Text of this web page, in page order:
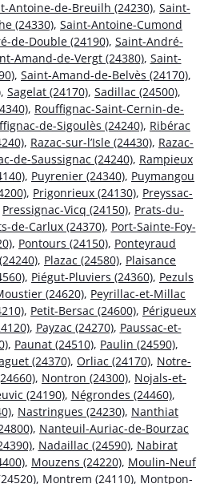
Antoine-de-Breuilh (24230), Saint-
(24330), Saint-Antoine-Cumond
de-Double (24190), Saint-André-
Amand-de-Vergt (24380), Saint-
, Saint-Amand-de-Belvès (24170),
, Sagelat (24170), Sadillac (24500),
, Rouffignac-Saint-Cernin-de-
de-Sigoulès (24240), Ribérac
, Razac-sur-l’Isle (24430), Razac-
de-Saussignac (24240), Rampieux
, Puyrenier (24340), Puymangou
, Prigonrieux (24130), Preyssac-
Pressignac-Vicq (24150), Prats-du-
de-Carlux (24370), Port-Sainte-Foy-
, Pontours (24150), Ponteyraud
, Plazac (24580), Plaisance
, Piégut-Pluviers (24360), Pezuls
(24620), Peyrillac-et-Millac
, Petit-Bersac (24600), Périgueux
, Payzac (24270), Paussac-et-
, Paunat (24510), Paulin (24590),
(24370), Orliac (24170), Notre-
, Nontron (24300), Nojals-et-
(24190), Négrondes (24460),
, Nastringues (24230), Nanthiat
, Nanteuil-Auriac-de-Bourzac
, Nadaillac (24590), Nabirat
, Mouzens (24220), Moulin-Neuf
, Montrem (24110), Montpon-